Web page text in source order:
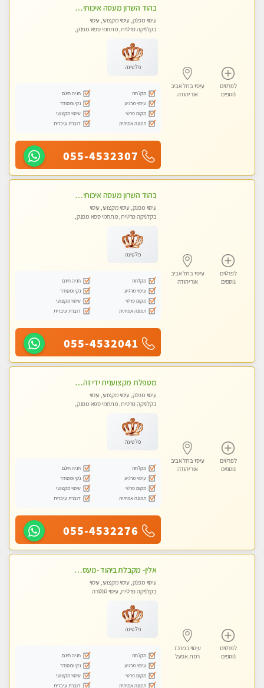
לפרטים
נוספים
עיסוי בתל אביב
אור יהודה
בהוד השרון מעסה איכותית מקצועית ומפנקת חדשה מעסה צעירה ואלופה לעיסוי מפנק מומלץ מאוד ....פרטי!!
עיסוי מפנק, עיסוי מקצועי, עיסוי
בקלניקה פרטית, מתחמי ספא מפנק,
פלטינה
מקלחת
חניה חינם
עיסוי מרגיע
נקי ומסודר
מקום פרטי
עיסוי מקצועי
תמונה אמיתית
דוברת עיברית
055-4532307
לפרטים
נוספים
עיסוי בתל אביב
אור יהודה
בהוד השרון מעסה איכותית מקצועית ומפנקת מאוד
עיסוי מפנק, עיסוי מקצועי, עיסוי
בקלניקה פרטית, מתחמי ספא מפנק,
פלטינה
מקלחת
חניה חינם
עיסוי מרגיע
נקי ומסודר
מקום פרטי
עיסוי מקצועי
תמונה אמיתית
דוברת עיברית
055-4532041
לפרטים
נוספים
עיסוי בתל אביב
אור יהודה
מטפלת מקצוענית ידי זהב VIP-מומלץ לחלוטין! פרטי! ​​​​​​ Highly recommended
עיסוי מפנק, עיסוי מקצועי, עיסוי
בקלניקה פרטית, מתחמי ספא מפנק,
פלטינה
מקלחת
חניה חינם
עיסוי מרגיע
נקי ומסודר
מקום פרטי
עיסוי מקצועי
תמונה אמיתית
דוברת עיברית
055-4532276
לפרטים
נוספים
עיסוי במרכז
רמת אפעל
אלין- מקבלת ביהוד -מעסה פרטית ואיכותית לבד ביהוד . עיסוי מפנק אצלי ביהוד
עיסוי מפנק, עיסוי מקצועי, עיסוי
בקלניקה פרטית, עיסוי טנטרה
פלטינה
מקלחת
חניה חינם
עיסוי מרגיע
נקי ומסודר
מקום פרטי
עיסוי מקצועי
תמונה אמיתית
דוברת עיברית